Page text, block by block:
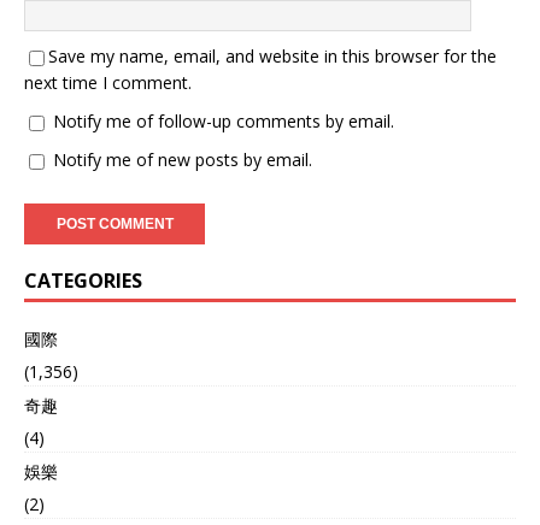
Save my name, email, and website in this browser for the
next time I comment.
Notify me of follow-up comments by email.
Notify me of new posts by email.
CATEGORIES
國際
(1,356)
奇趣
(4)
娛樂
(2)